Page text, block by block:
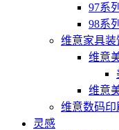
97系列
98系列
维意家具装
维意
维意
维意数码印
灵感